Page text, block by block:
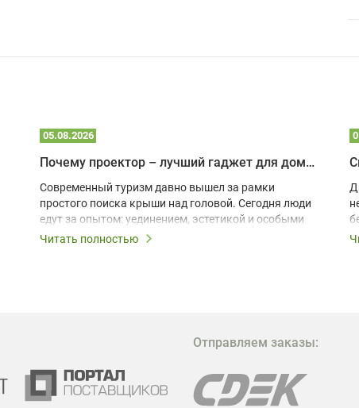
05.08.2026
Почему проектор – лучший гаджет для домика в глэмпинге
Современный туризм давно вышел за рамки
простого поиска крыши над головой. Сегодня люди
едут за опытом: уединением, эстетикой и особыми
ощущениями. Владельцы A-frame домов,
эффективных и бюджетных способов стать
проектора.
Читать полностью
Отправляем заказы: